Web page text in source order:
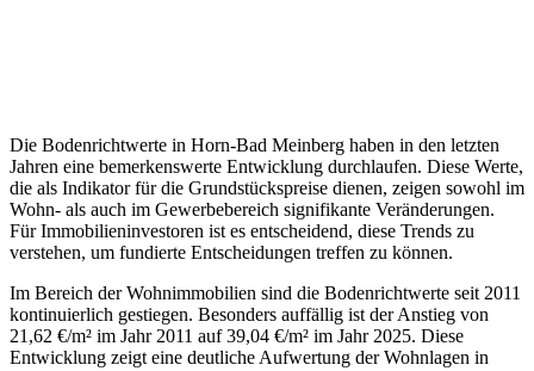
Die Bodenrichtwerte in Horn-Bad Meinberg haben in den letzten
Jahren eine bemerkenswerte Entwicklung durchlaufen. Diese Werte,
die als Indikator für die Grundstückspreise dienen, zeigen sowohl im
Wohn- als auch im Gewerbebereich signifikante Veränderungen.
Für Immobilieninvestoren ist es entscheidend, diese Trends zu
verstehen, um fundierte Entscheidungen treffen zu können.
Im Bereich der Wohnimmobilien sind die Bodenrichtwerte seit 2011
kontinuierlich gestiegen. Besonders auffällig ist der Anstieg von
21,62 €/m² im Jahr 2011 auf 39,04 €/m² im Jahr 2025. Diese
Entwicklung zeigt eine deutliche Aufwertung der Wohnlagen in